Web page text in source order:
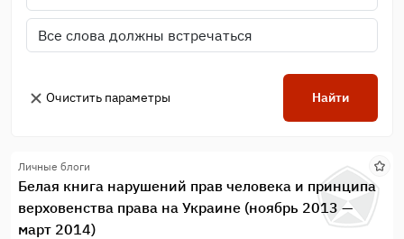
Очистить параметры Найти
Личные блоги
Белая книга нарушений прав человека и принципа
верховенства права на Украине (ноябрь 2013 —
март 2014)